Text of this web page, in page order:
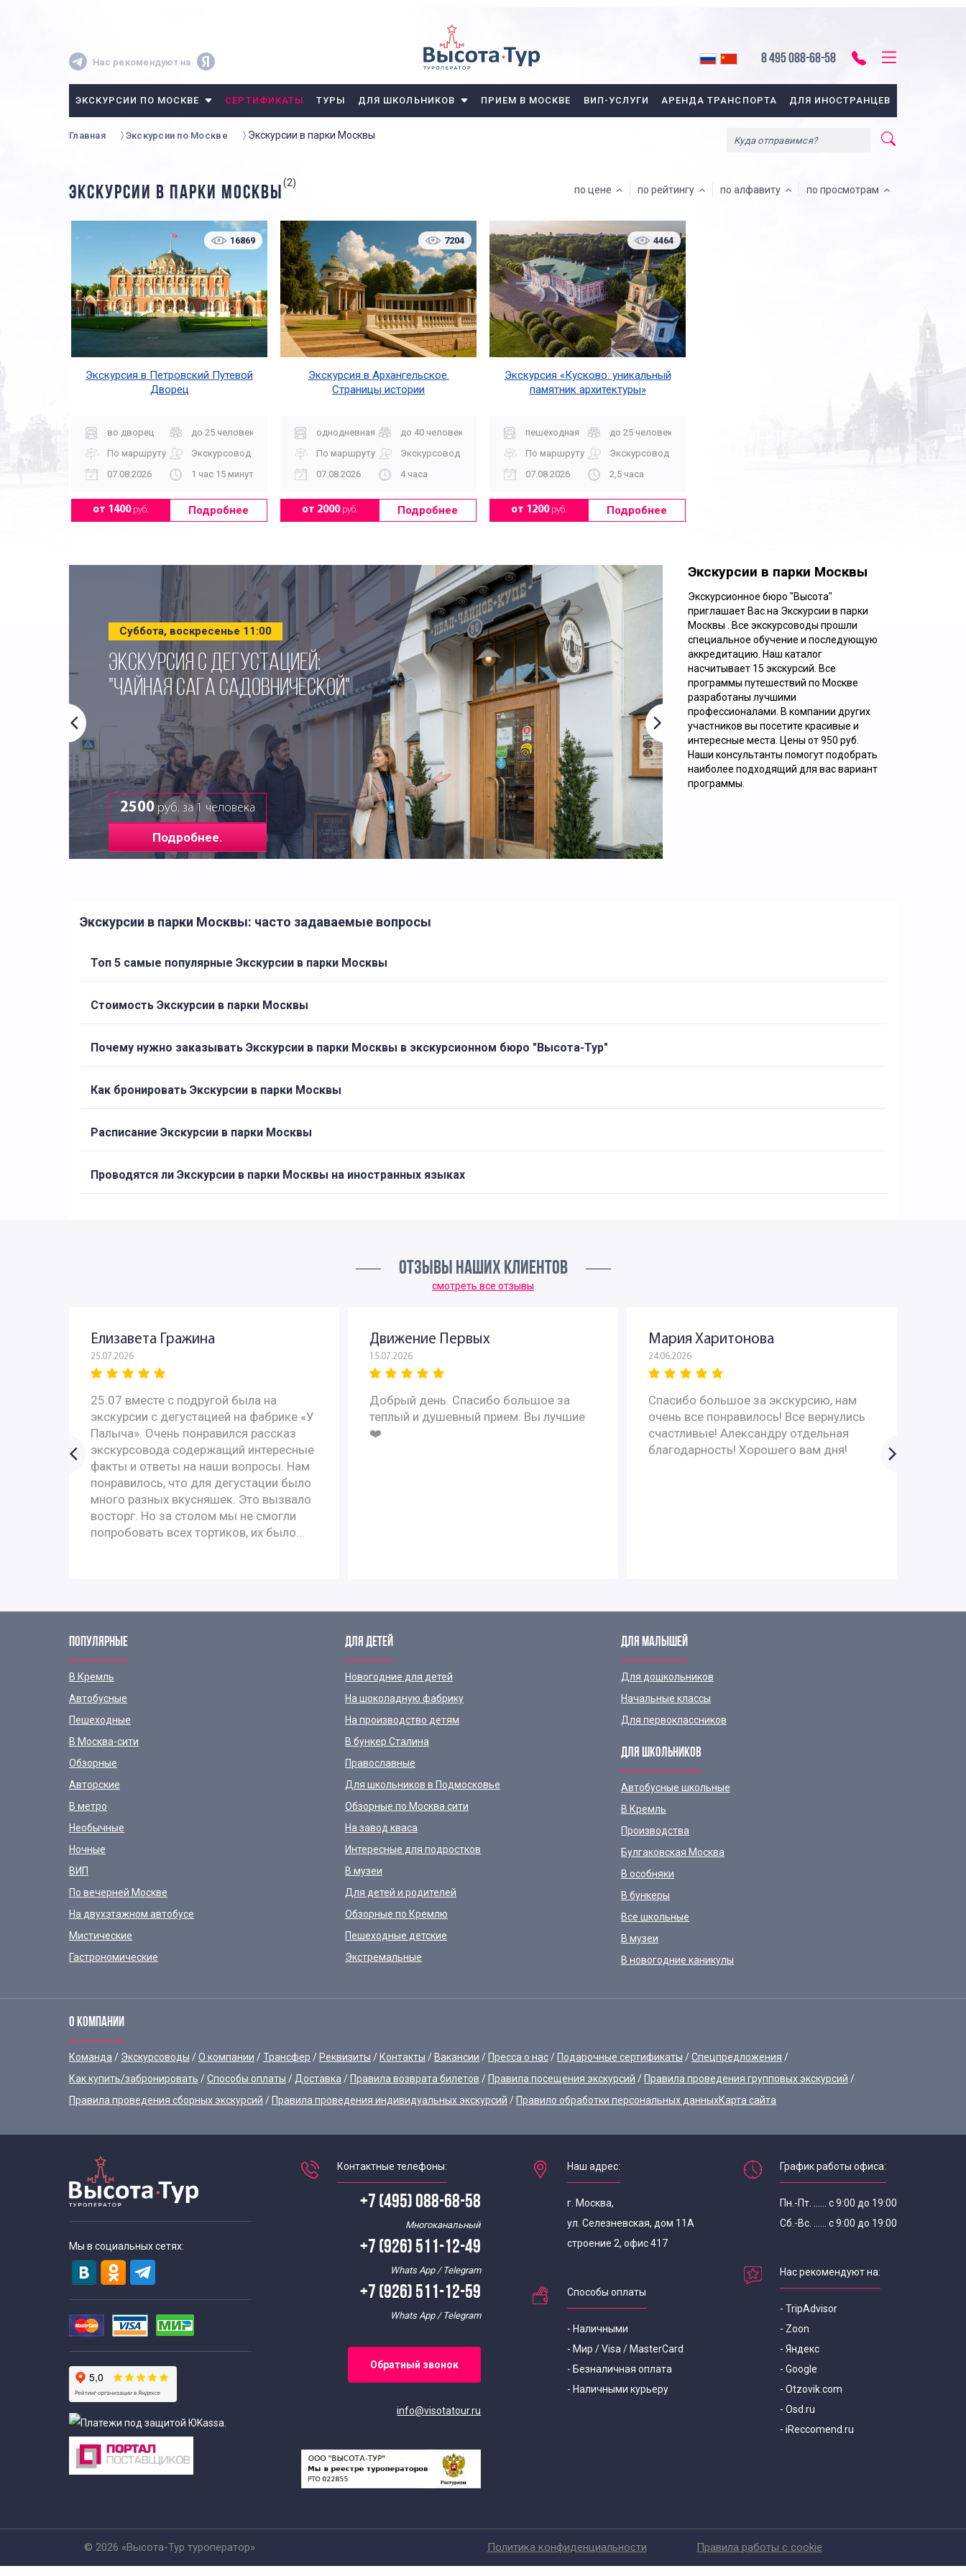
Нас рекомендуют на 8 495 088-68-58
ЭКСКУРСИИ ПО МОСКВЕ СЕРТИФИКАТЫ ТУРЫ ДЛЯ ШКОЛЬНИКОВ ПРИЕМ В МОСКВЕ ВИП-УСЛУГИ АРЕНДА ТРАНСПОРТА ДЛЯ ИНОСТРАНЦЕВ
Главная Экскурсии по Москве Экскурсии в парки Москвы
ЭКСКУРСИИ В ПАРКИ МОСКВЫ
(2)
по цене по рейтингу по алфавиту по просмотрам
16869
Экскурсия в Петровский Путевой
Дворец
во дворец
до 25 человек
По маршруту
Экскурсовод
07.08.2026
1 час 15 минут
от 1400руб. Подробнее
7204
Экскурсия в Архангельское.
Страницы истории
однодневная
до 40 человек
По маршруту
Экскурсовод
07.08.2026
4 часа
от 2000руб. Подробнее
4464
Экскурсия «Кусково: уникальный
памятник архитектуры»
пешеходная
до 25 человек
По маршруту
Экскурсовод
07.08.2026
2,5 часа
от 1200руб. Подробнее
Суббота, воскресенье 11:00
ЭКСКУРСИЯ С ДЕГУСТАЦИЕЙ:
"ЧАЙНАЯ САГА САДОВНИЧЕСКОЙ"
2500руб. за 1 человека
Подробнее.
Ежедневно
ОБЗОРНАЯ ЭКСКУРСИЯ «9 ЛИЦ
НАСТОЯЩЕЙ МОСКВЫ»
Экскурсии в парки Москвы
Экскурсионное бюро "Высота"
приглашает Вас на Экскурсии в парки
Москвы . Все экскурсоводы прошли
специальное обучение и последующую
аккредитацию. Наш каталог
насчитывает 15 экскурсий. Все
программы путешествий по Москве
разработаны лучшими
профессионалами. В компании других
участников вы посетите красивые и
интересные места. Цены от 950 руб.
Наши консультанты помогут подобрать
наиболее подходящий для вас вариант
программы.
Экскурсии в парки Москвы: часто задаваемые вопросы
Топ 5 самые популярные Экскурсии в парки Москвы
Стоимость Экскурсии в парки Москвы
Почему нужно заказывать Экскурсии в парки Москвы в экскурсионном бюро "Высота-Тур"
Как бронировать Экскурсии в парки Москвы
Расписание Экскурсии в парки Москвы
Проводятся ли Экскурсии в парки Москвы на иностранных языках
ОТЗЫВЫ НАШИХ КЛИЕНТОВ
смотреть все отзывы
Елизавета Гражина
25.07.2026
25.07 вместе с подругой была на
экскурсии с дегустацией на фабрике «У
Палыча». Очень понравился рассказ
экскурсовода содержащий интересные
факты и ответы на наши вопросы. Нам
понравилось, что для дегустации было
много разных вкусняшек. Это вызвало
восторг. Но за столом мы не смогли
попробовать всех тортиков, их было...
Движение Первых
15.07.2026
Добрый день. Спасибо большое за
теплый и душевный прием. Вы лучшие
❤️
Мария Харитонова
24.06.2026
Спасибо большое за экскурсию, нам
очень все понравилось! Все вернулись
счастливые! Александру отдельная
благодарность! Хорошего вам дня!
ПОПУЛЯРНЫЕ
В Кремль
Автобусные
Пешеходные
В Москва-сити
Обзорные
Авторские
В метро
Необычные
Ночные
ВИП
По вечерней Москве
На двухэтажном автобусе
Мистические
Гастрономические
ДЛЯ ДЕТЕЙ
Новогодние для детей
На шоколадную фабрику
На производство детям
В бункер Сталина
Православные
Для школьников в Подмосковье
Обзорные по Москва сити
На завод кваса
Интересные для подростков
В музеи
Для детей и родителей
Обзорные по Кремлю
Пешеходные детские
Экстремальные
ДЛЯ МАЛЫШЕЙ
Для дошкольников
Начальные классы
Для первоклассников
ДЛЯ ШКОЛЬНИКОВ
Автобусные школьные
В Кремль
Производства
Булгаковская Москва
В особняки
В бункеры
Все школьные
В музеи
В новогодние каникулы
О КОМПАНИИ
Команда Экскурсоводы О компании Трансфер Реквизиты Контакты Вакансии Пресса о нас Подарочные сертификаты
Спецпредложения
Как купить/забронировать
Способы оплаты Доставка Правила возврата билетов Правила посещения экскурсий
Правила проведения групповых экскурсий
Правила проведения сборных экскурсий
Правила проведения индивидуальных экскурсий Правило обработки персональных данныхКарта сайта
Мы в социальных сетях:
Контактные телефоны:
+7 (495) 088-68-58
Многоканальный
+7 (926) 511-12-49
Whats App / Telegram
+7 (926) 511-12-59
Whats App / Telegram
Обратный звонок
info@visotatour.ru
Наш адрес:
г. Москва,
ул. Селезневская, дом 11А
строение 2, офис 417
Способы оплаты
- Наличными
- Мир / Visa / MasterCard
- Безналичная оплата
- Наличными курьеру
График работы офиса:
Пн.-Пт. ...... с 9:00 до 19:00
Сб.-Вс. ...... с 9:00 до 19:00
Нас рекомендуют на:
- TripAdvisor
- Zoon
- Яндекс
- Google
- Otzovik.com
- Osd.ru
- iReccomend.ru
© 2026 «Высота-Тур туроператор» Политика конфиденциальности Правила работы с cookie